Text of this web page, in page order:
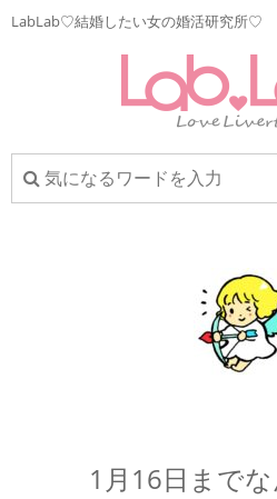
LabLab♡結婚したい女の婚活研究所♡
1月16日まで